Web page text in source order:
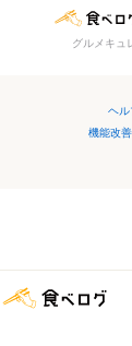
グルメキュ
ヘ
機能改